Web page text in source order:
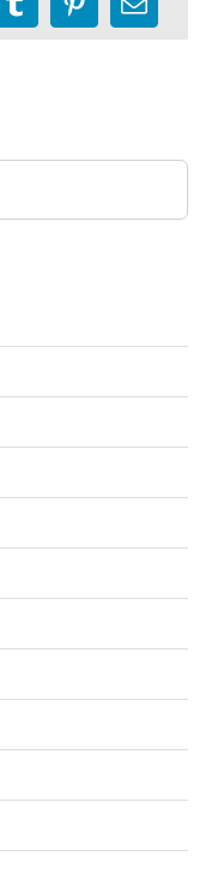
TumblrPinterest
E-